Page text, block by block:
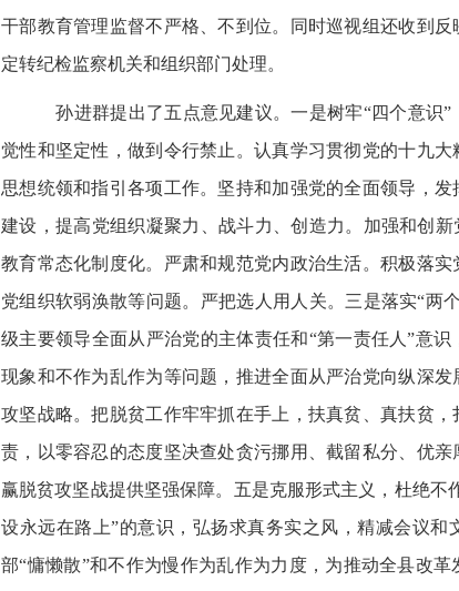
干部教育管理监督不严格、不到位。同时巡视组还收到
定转纪检监察机关和组织部门处理。
孙进群提出了五点意见建议。一是树牢“四个意识”
觉性和坚定性，做到令行禁止。认真学习贯彻党的十九
思想统领和指引各项工作。坚持和加强党的全面领导，
建设，提高党组织凝聚力、战斗力、创造力。加强和创
教育常态化制度化。严肃和规范党内政治生活。积极落
党组织软弱涣散等问题。严把选人用人关。三是落实“两
级主要领导全面从严治党的主体责任和“第一责任人”意
现象和不作为乱作为等问题，推进全面从严治党向纵深
攻坚战略。把脱贫工作牢牢抓在手上，扶真贫、真扶贫
责，以零容忍的态度坚决查处贪污挪用、截留私分、优
赢脱贫攻坚战提供坚强保障。五是克服形式主义，杜绝不
设永远在路上”的意识，弘扬求真务实之风，精减会议
部“慵懒散”和不作为慢作为乱作为力度，为推动全县改